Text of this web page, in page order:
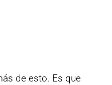
de esto. Es que